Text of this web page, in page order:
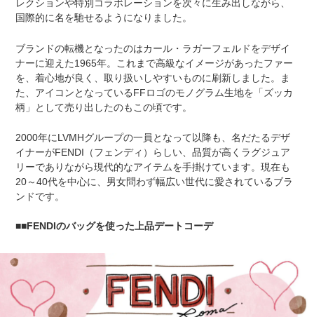
レクションや特別コラボレーションを次々に生み出しながら、
国際的に名を馳せるようになりました。
ブランドの転機となったのはカール・ラガーフェルドをデザイ
ナーに迎えた1965年。これまで高級なイメージがあったファー
を、着心地が良く、取り扱いしやすいものに刷新しました。ま
た、アイコンとなっているFFロゴのモノグラム生地を「ズッカ
柄」として売り出したのもこの頃です。
2000年にLVMHグループの一員となって以降も、名だたるデザ
イナーがFENDI（フェンディ）らしい、品質が高くラグジュア
リーでありながら現代的なアイテムを手掛けています。現在も
20～40代を中心に、男女問わず幅広い世代に愛されているブラ
ンドです。
■FENDIのバッグを使った上品デートコーデ